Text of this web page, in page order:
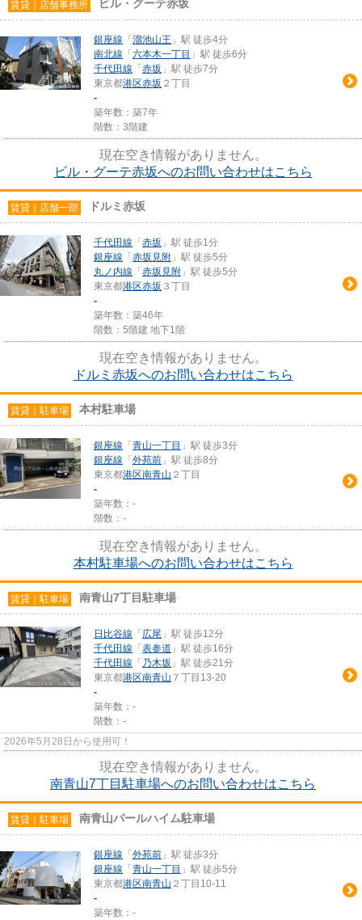
賃貸｜店舗事務所 ビル・グーテ赤坂
銀座線 「 溜池山王 」駅 徒歩4分
南北線 「 六本木一丁目 」駅 徒歩6分
千代田線 「 赤坂 」駅 徒歩7分
東京都港区赤坂 ２丁目
-
築年数：築7年
階数：3階建
現在空き情報がありません。
ビル・グーテ赤坂へのお問い合わせはこちら
賃貸｜店舗一部 ドルミ赤坂
千代田線 「 赤坂 」駅 徒歩1分
銀座線 「 赤坂見附 」駅 徒歩5分
丸ノ内線 「 赤坂見附 」駅 徒歩5分
東京都港区赤坂 ３丁目
-
築年数：築46年
階数：5階建 地下1階
現在空き情報がありません。
ドルミ赤坂へのお問い合わせはこちら
賃貸｜駐車場 本村駐車場
銀座線 「 青山一丁目 」駅 徒歩3分
銀座線 「 外苑前 」駅 徒歩8分
東京都港区南青山 ２丁目
-
築年数：-
階数：-
現在空き情報がありません。
本村駐車場へのお問い合わせはこちら
賃貸｜駐車場 南青山7丁目駐車場
日比谷線 「 広尾 」駅 徒歩12分
千代田線 「 表参道 」駅 徒歩16分
千代田線 「 乃木坂 」駅 徒歩21分
東京都港区南青山 ７丁目13-20
-
築年数：-
階数：-
2026年5月28日から使用可！
現在空き情報がありません。
南青山7丁目駐車場へのお問い合わせはこちら
賃貸｜駐車場 南青山パールハイム駐車場
銀座線 「 外苑前 」駅 徒歩3分
銀座線 「 青山一丁目 」駅 徒歩5分
東京都港区南青山 ２丁目10-11
-
築年数：-